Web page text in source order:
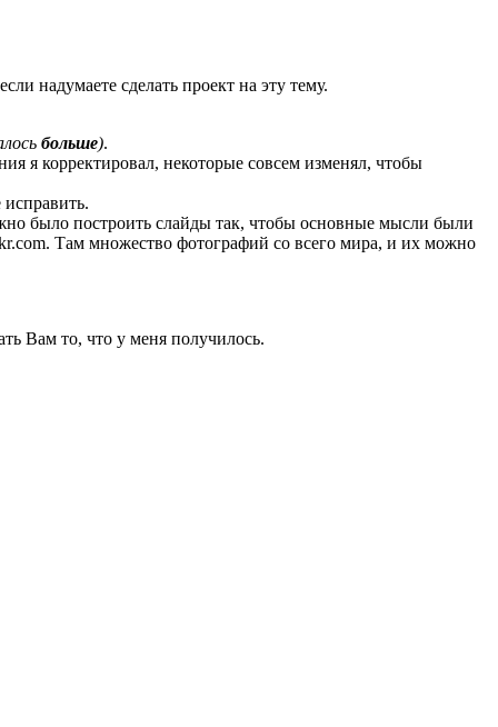
надумаете сделать проект на эту тему.
больше).
я корректировал, некоторые совсем изменял, чтобы
было построить слайды так, чтобы основные мысли были
Там множество фотографий со всего мира, и их можно
Вам то, что у меня получилось.